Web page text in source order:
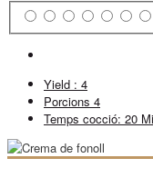
Yield : 4
Porcions 4
Temps cocció: 20